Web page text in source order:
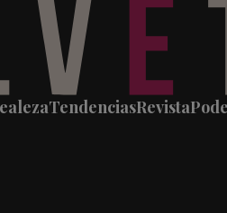
TendenciasRevista